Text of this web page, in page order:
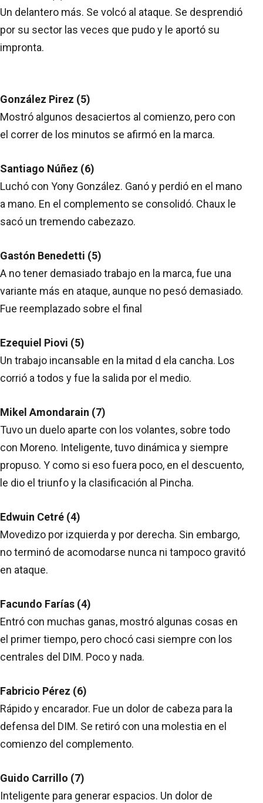
Un delantero más. Se volcó al ataque. Se desprendió
por su sector las veces que pudo y le aportó su
impronta.
González Pirez (5)
Mostró algunos desaciertos al comienzo, pero con
el correr de los minutos se afirmó en la marca.
Santiago Núñez (6)
Luchó con Yony González. Ganó y perdió en el mano
a mano. En el complemento se consolidó. Chaux le
sacó un tremendo cabezazo.
Gastón Benedetti (5)
A no tener demasiado trabajo en la marca, fue una
variante más en ataque, aunque no pesó demasiado.
Fue reemplazado sobre el final
Ezequiel Piovi (5)
Un trabajo incansable en la mitad d ela cancha. Los
corrió a todos y fue la salida por el medio.
Mikel Amondarain (7)
Tuvo un duelo aparte con los volantes, sobre todo
con Moreno. Inteligente, tuvo dinámica y siempre
propuso. Y como si eso fuera poco, en el descuento,
le dio el triunfo y la clasificación al Pincha.
Edwuin Cetré (4)
Movedizo por izquierda y por derecha. Sin embargo,
no terminó de acomodarse nunca ni tampoco gravitó
en ataque.
Facundo Farías (4)
Entró con muchas ganas, mostró algunas cosas en
el primer tiempo, pero chocó casi siempre con los
centrales del DIM. Poco y nada.
Fabricio Pérez (6)
Rápido y encarador. Fue un dolor de cabeza para la
defensa del DIM. Se retiró con una molestia en el
comienzo del complemento.
Guido Carrillo (7)
Inteligente para generar espacios. Un dolor de